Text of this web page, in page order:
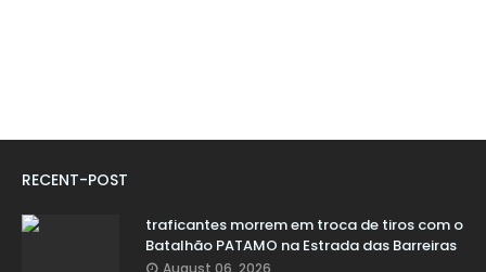
RECENT-POST
traficantes morrem em troca de tiros com o
Batalhão PATAMO na Estrada das Barreiras